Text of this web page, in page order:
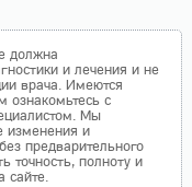
должна
и лечения и не
врача. Имеются
ознакомьтесь с
Мы
изменения и
предварительного
точность, полноту и
сайте.